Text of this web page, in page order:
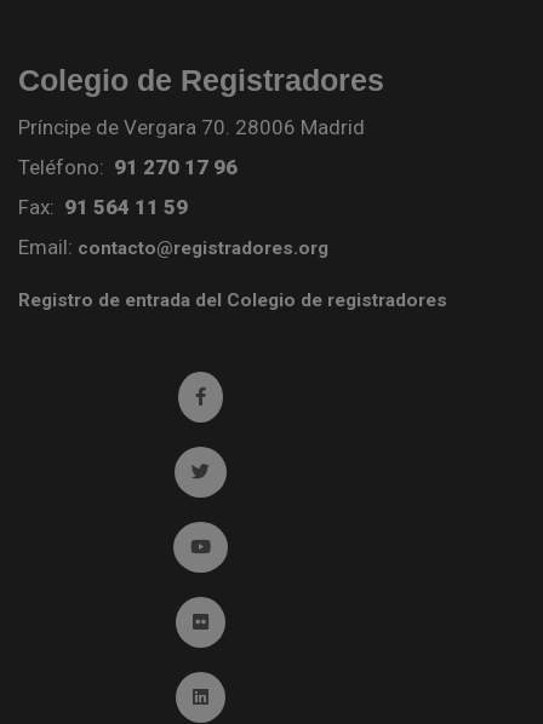
Colegio de Registradores
Príncipe de Vergara 70. 28006 Madrid
Teléfono: 91 270 17 96
Fax: 91 564 11 59
Email: contacto@registradores.org
Registro de entrada del Colegio de registradores
Ir a facebook (abre en ventana nueva)
Ir a twitter (abre en ventana nueva)
Ir a YouTube (abre en ventana nueva)
Ir a Flickr (abre en ventana nueva)
Ir a Linkedin (abre en ventana nueva)